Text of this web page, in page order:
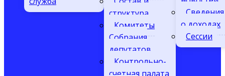
структура
Комитеты
Собрания
депутатов
Контрольно-
счетная палата
Сведения
о доходах
Сессии